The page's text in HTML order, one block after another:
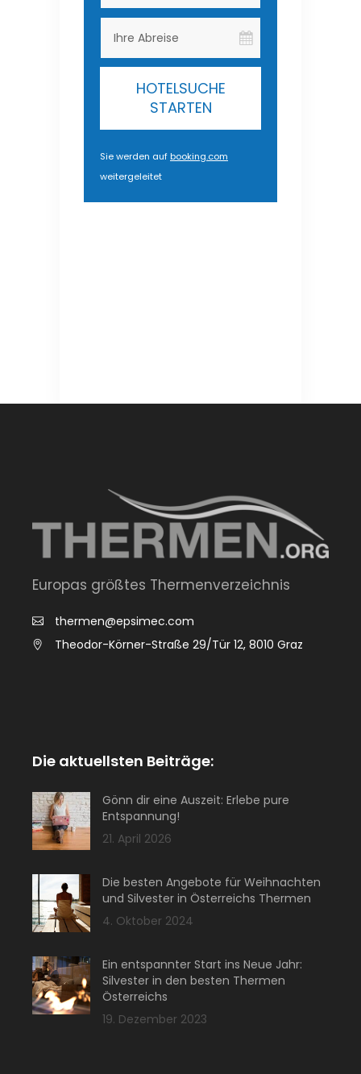
HOTELSUCHE
STARTEN
Sie werden aufbooking.com
weitergeleitet
Europas größtes Thermenverzeichnis
thermen@epsimec.com
Theodor-Körner-Straße 29/Tür 12, 8010 Graz
Die aktuellsten Beiträge:
Gönn dir eine Auszeit: Erlebe pure
Entspannung!
21. April 2026
Die besten Angebote für Weihnachten
und Silvester in Österreichs Thermen
4. Oktober 2024
Ein entspannter Start ins Neue Jahr:
Silvester in den besten Thermen
Österreichs
19. Dezember 2023